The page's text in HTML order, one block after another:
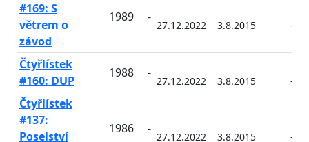
#169: S
větrem o
závod
1989 -
27.12.2022 3.8.2015 -
Čtyřlístek
#160: DUP
1988 -
27.12.2022 3.8.2015 -
Čtyřlístek
#137:
Poselství
1986 -
27.12.2022 3.8.2015 -